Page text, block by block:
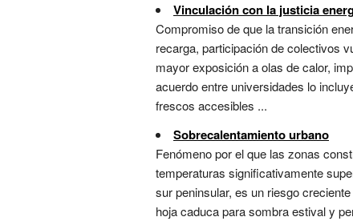
Vinculación con la justicia
Compromiso de que la transición
recarga, participación de colectivos
mayor exposición a olas de calor,
acuerdo entre universidades lo
frescos accesibles ...
Sobrecalentamiento urbano
Fenómeno por el que las zonas
temperaturas significativamente
sur peninsular, es un riesgo
hoja caduca para sombra estival y